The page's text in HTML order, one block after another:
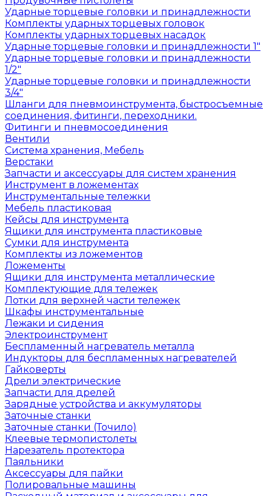
Ударные торцевые головки и принадлежности
Комплекты ударных торцевых головок
Комплекты ударных торцевых насадок
Ударные торцевые головки и принадлежности 1"
Ударные торцевые головки и принадлежности
1/2"
Ударные торцевые головки и принадлежности
3/4"
Шланги для пневмоинструмента, быстросъемные
соединения, фитинги, переходники.
Фитинги и пневмосоединения
Вентили
Система хранения, Мебель
Верстаки
Запчасти и аксессуары для систем хранения
Инструмент в ложементах
Инструментальные тележки
Мебель пластиковая
Кейсы для инструмента
Ящики для инструмента пластиковые
Сумки для инструмента
Комплекты из ложементов
Ложементы
Ящики для инструмента металлические
Комплектующие для тележек
Лотки для верхней части тележек
Шкафы инструментальные
Лежаки и сидения
Электроинструмент
Беспламенный нагреватель металла
Индукторы для беспламенных нагревателей
Гайковерты
Дрели электрические
Запчасти для дрелей
Зарядные устройства и аккумуляторы
Заточные станки
Заточные станки (Точило)
Клеевые термопистолеты
Нарезатель протектора
Паяльники
Аксессуары для пайки
Полировальные машины